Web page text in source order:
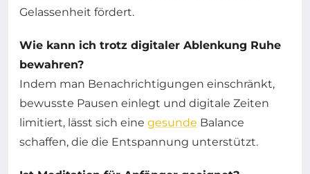
Gelassenheit fördert.
Wie kann ich trotz digitaler Ablenkung Ruhe
bewahren?
Indem man Benachrichtigungen einschränkt,
bewusste Pausen einlegt und digitale Zeiten
limitiert, lässt sich eine gesunde Balance
schaffen, die die Entspannung unterstützt.